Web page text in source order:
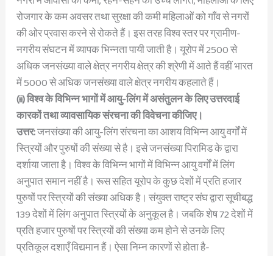
रोजगार के कम अवसर तथा सुरक्षा की कमी महिलाओं को गाँव से नगरों
की ओर प्रवास करने से रोकते हैं। इस तरह विश्व स्तर पर ग्रामीण-
नगरीय संघटन में व्यापक भिन्नता पायी जाती है। यूरोप में 2500 से
अधिक जनसंख्या वाले क्षेत्र नगरीय क्षेत्र की श्रेणी में आते हैं वहीं भारत
में 5000 से अधिक जनसंख्या वाले क्षेत्र नगरीय कहलाते हैं।
(ii) विश्व के विभिन्न भागों में आयु-लिंग में असंतुलन के लिए उत्तरदाई
कारकों तथा व्यावसायिक संरचना की विवेचना कीजिए।
उत्तर:जनसंख्या की आयु-लिंग संरचना का आशय विभिन्न आयु वर्गों में
स्त्रियों और पुरुषों की संख्या से है। इसे जनसंख्या पिरामिड के द्वारा
दर्शाया जाता है। विश्व के विभिन्न भागों में विभिन्न आयु वर्गों में लिंग
अनुपात समान नहीं है। रूस सहित यूरोप के कुछ देशों में प्रति हजार
पुरुषों पर स्त्रियों की संख्या अधिक है। संयुक्त राष्ट्र संघ द्वारा सूचीबद्ध
139 देशों में लिंग अनुपात स्त्रियों के अनुकूल है। जबकि शेष 72 देशों में
प्रति हजार पुरुषों पर स्त्रियों की संख्या कम होने से उनके लिए
प्रतिकूल दशाएँ विद्यमान हैं। ऐसा निम्न कारणों से होता है-